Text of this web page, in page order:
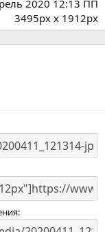
2020 12:13 ПП
3495px x 1912px
почта